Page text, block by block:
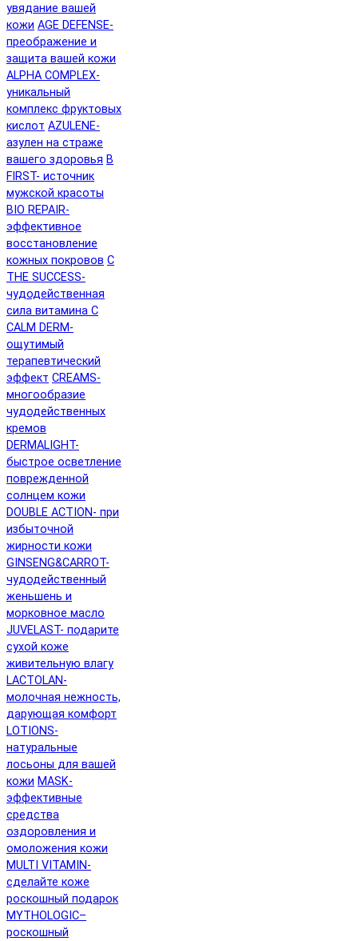
увядание вашей
кожи AGE DEFENSE-
преображение и
защита вашей кожи
ALPHA COMPLEX-
уникальный
комплекс фруктовых
кислот AZULENE-
азулен на страже
вашего здоровья B
FIRST- источник
мужской красоты
BIO REPAIR-
эффективное
восстановление
кожных покровов C
THE SUCCESS-
чудодейственная
сила витамина C
CALM DERM-
ощутимый
терапевтический
эффект CREAMS-
многообразие
чудодейственных
кремов
DERMALIGHT-
быстрое осветление
поврежденной
солнцем кожи
DOUBLE ACTION- при
избыточной
жирности кожи
GINSENG&CARROT-
чудодейственный
женьшень и
морковное масло
JUVELAST- подарите
сухой коже
живительную влагу
LACTOLAN-
молочная нежность,
дарующая комфорт
LOTIONS-
натуральные
лосьоны для вашей
кожи MASK-
эффективные
средства
оздоровления и
омоложения кожи
MULTI VITAMIN-
сделайте коже
роскошный подарок
MYTHOLOGIC–
роскошный